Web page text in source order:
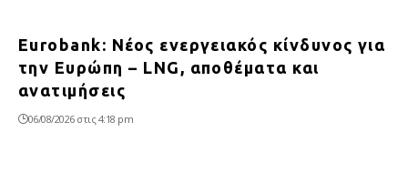
Eurobank: Νέος ενεργειακός κίνδυνος για
την Ευρώπη – LNG, αποθέματα και
ανατιμήσεις
06/08/2026 στις 4:18 pm